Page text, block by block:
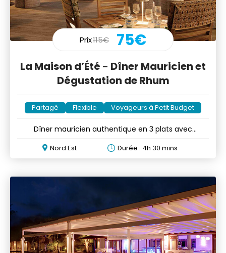
Prix115€ 75€
La Maison d’Été - Dîner Mauricien et
Dégustation de Rhum
Partagé Flexible Voyageurs à Petit Budget
Dîner mauricien authentique en 3 plats avec
Nord Est Durée : 4h 30 mins